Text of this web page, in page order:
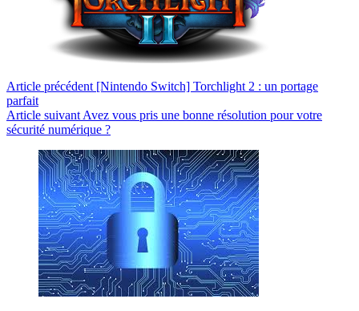
Article précédent [Nintendo Switch] Torchlight 2 : un portage
parfait
Article suivant Avez vous pris une bonne résolution pour votre
sécurité numérique ?